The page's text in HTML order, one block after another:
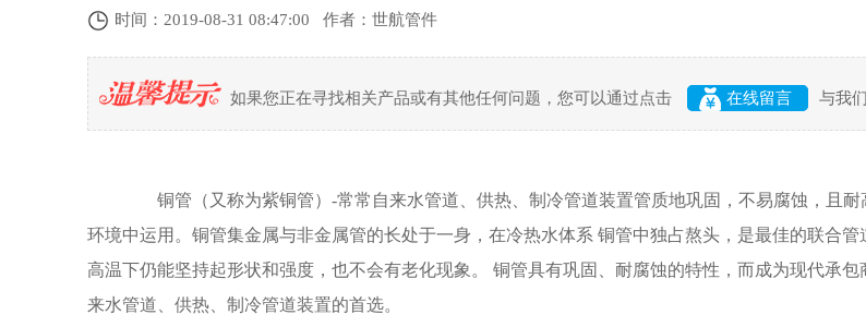
时间：2019-08-31 08:47:00 作者：世航管件
如果您正在寻找相关产品或有其他任何问题，您可以通过点击 在线留言 与我
铜管（又称为紫铜管）-常常自来水管道、供热、制冷管道装置管质地巩固，不易腐蚀，且耐
环境中运用。铜管集金属与非金属管的长处于一身，在冷热水体系 铜管中独占熬头，是最佳的联合
高温下仍能坚持起形状和强度，也不会有老化现象。 铜管具有巩固、耐腐蚀的特性，而成为现代承包
来水管道、供热、制冷管道装置的首选。